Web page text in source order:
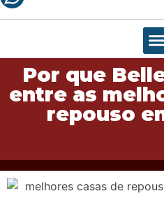
Por que
entre as
repouso